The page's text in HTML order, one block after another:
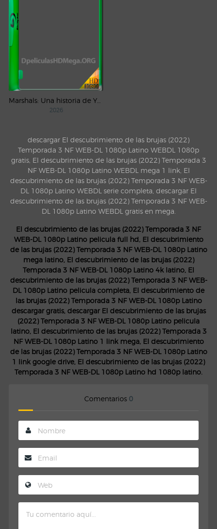
Marshals: Una historia de Yellowstone (2026) AMZN Temporada 1 WEB-DL 1080p Latino
2026
descargar El descubrimiento de las brujas (2022)
Temporada 3 NF WEB-DL 1080p Latino WEBDL 1080p
gratis, El descubrimiento de las brujas (2022) Temporada 3
NF WEB-DL 1080p Latino WEBDL mega 1 link, El
descubrimiento de las brujas (2022) Temporada 3 NF WEB-
DL 1080p Latino WEBDL serie completa, descargar El
descubrimiento de las brujas (2022) Temporada 3 NF WEB-
DL 1080p Latino WEBDL gratis en mega.
El descubrimiento de las brujas (2022) Temporada 3 NF
WEB-DL 1080p Latino pelicula full hd, El descubrimiento
de las brujas (2022) Temporada 3 NF WEB-DL 1080p Latino
mega latino, El descubrimiento de las brujas (2022)
Temporada 3 NF WEB-DL 1080p Latino 4k latino, El
descubrimiento de las brujas (2022) Temporada 3 NF WEB-
DL 1080p Latino pelicula completa, El descubrimiento de
las brujas (2022) Temporada 3 NF WEB-DL 1080p Latino
descargar gratis, descargar El descubrimiento de las brujas
(2022) Temporada 3 NF WEB-DL 1080p Latino pelicula
latino, El descubrimiento de las brujas (2022) Temporada 3
NF WEB-DL 1080p Latino 1 link mega, El descubrimiento
de las brujas (2022) Temporada 3 NF WEB-DL 1080p Latino
1 link google drive, El descubrimiento de las brujas (2022)
Temporada 3 NF WEB-DL 1080p Latino hd 1080p latino.
Comentarios 0